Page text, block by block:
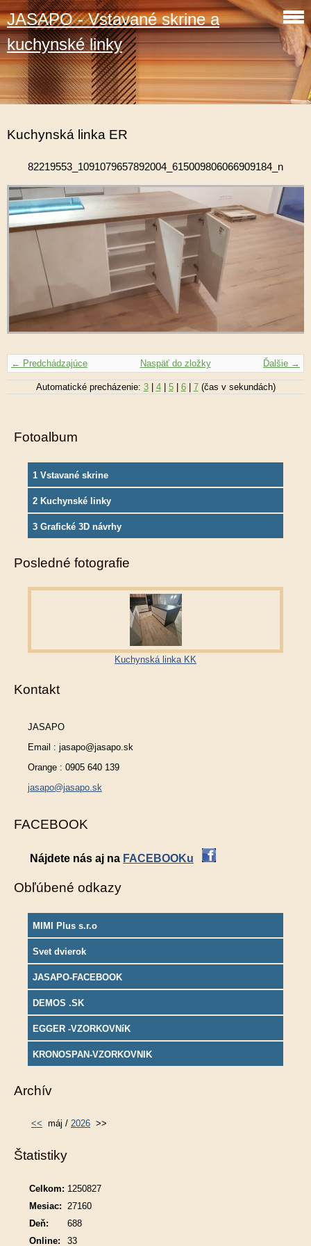
JASAPO - Vstavané skrine a
kuchynské linky
Kuchynská linka ER
82219553_1091079657892004_615009806066909184_n
← Predchádzajúce Ďalšie →
Naspäť do zložky
Automatické precházenie: 3| 4| 5| 6| 7(čas v sekundách)
Fotoalbum
1 Vstavané skrine
2 Kuchynské linky
3 Grafické 3D návrhy
Posledné fotografie
Kuchynská linka KK
Kontakt
JASAPO
Email : jasapo@jasapo.sk
Orange : 0905 640 139
jasapo@jasapo.sk
FACEBOOK
Nájdete nás aj na FACEBOOKu
Obľúbené odkazy
MIMI Plus s.r.o
Svet dvierok
JASAPO-FACEBOOK
DEMOS .SK
EGGER -VZORKOVNíK
KRONOSPAN-VZORKOVNIK
Archív
<< máj / 2026 >>
Štatistiky
Online: 33
Celkom: 1250827
Mesiac: 27160
Deň:
688